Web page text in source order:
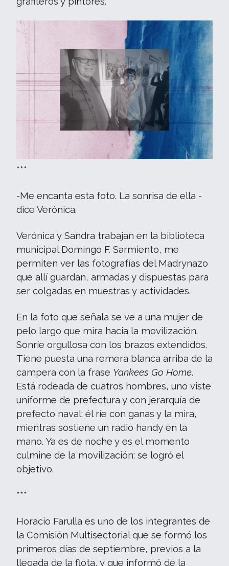
***
-Me encanta esta foto. La sonrisa de ella -
dice Verónica.
Verónica y Sandra trabajan en la biblioteca
municipal Domingo F. Sarmiento, me
permiten ver las fotografías del Madrynazo
que allí guardan, armadas y dispuestas para
ser colgadas en muestras y actividades.
En la foto que señala se ve a una mujer de
pelo largo que mira hacia la movilización.
Sonríe orgullosa con los brazos extendidos.
Tiene puesta una remera blanca arriba de la
campera con la frase Yankees Go Home.
Está rodeada de cuatros hombres, uno viste
uniforme de prefectura y con jerarquía de
prefecto naval: él ríe con ganas y la mira,
mientras sostiene un radio handy en la
mano. Ya es de noche y es el momento
culmine de la movilización: se logró el
objetivo.
***
Horacio Farulla es uno de los integrantes de
la Comisión Multisectorial que se formó los
primeros días de septiembre, previos a la
llegada de la flota, y que informó de la